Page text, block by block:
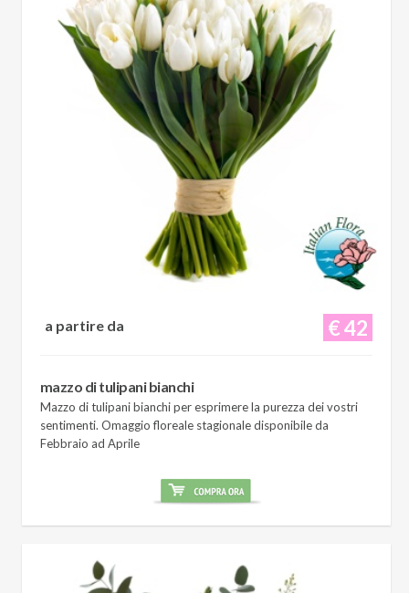
€ 42
a partire da
mazzo di tulipani bianchi
Mazzo di tulipani bianchi per esprimere la purezza dei vostri
sentimenti. Omaggio floreale stagionale disponibile da
Febbraio ad Aprile